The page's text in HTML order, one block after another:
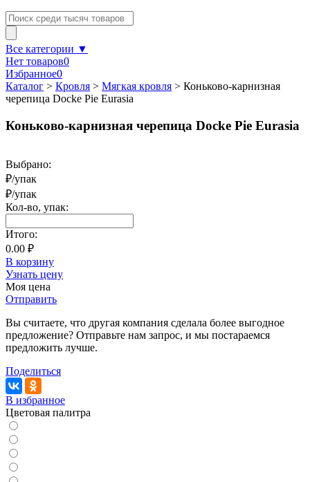
Все категории ▼
Нет товаров0
Избранное0
Каталог > Кровля > Мягкая кровля > Коньково-карнизная
черепица Docke Pie Eurasia
Коньково-карнизная черепица Docke Pie Eurasia
Выбрано:
₽/упак
₽/упак
Кол-во, упак:
Итого:
0.00 ₽
В корзину
Узнать цену
Моя цена
Отправить
Вы считаете, что другая компания сделала более выгодное
предложение? Отправьте нам запрос, и мы постараемся
предложить лучше.
Поделиться
В избранное
Цветовая палитра